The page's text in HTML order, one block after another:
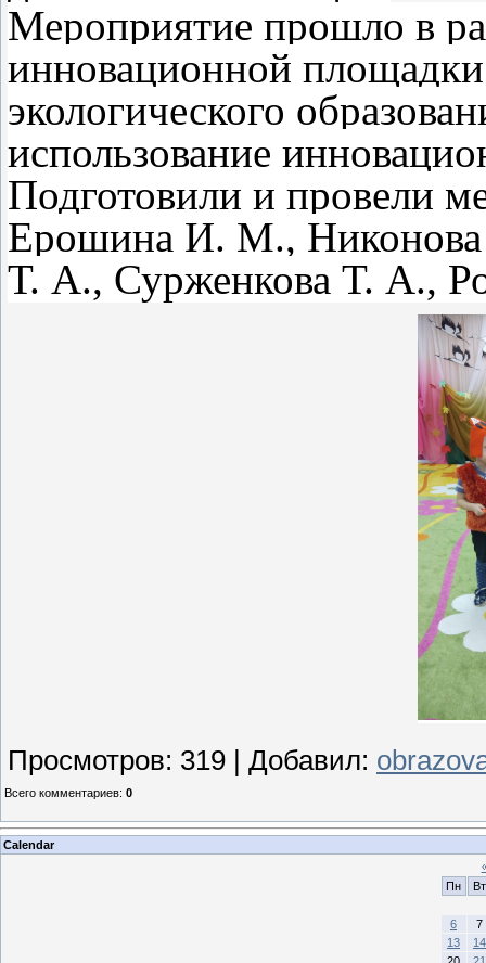
Мероприятие прошло в
инновационной
экологического
использование
Подготовили и провели
Ерошина И. М., Никонова
Т. А., Сурженкова Т. А.,
Просмотров: 319 | Добавил:
Всего комментариев: 0
Calendar
Пн
Вт
6
7
13
14